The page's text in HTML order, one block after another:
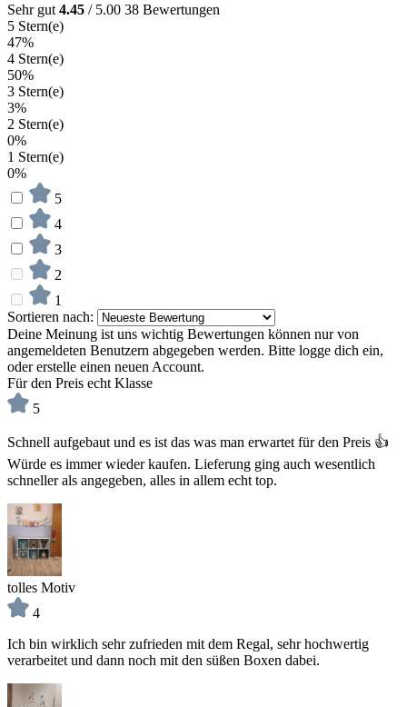
Sehr gut 4.45 / 5.00 38 Bewertungen
5 Stern(e)
47%
4 Stern(e)
50%
3 Stern(e)
3%
2 Stern(e)
0%
1 Stern(e)
0%
5
4
3
2
1
Sortieren nach:
Deine Meinung ist uns wichtig Bewertungen können nur von
angemeldeten Benutzern abgegeben werden. Bitte logge dich ein,
oder erstelle einen neuen Account.
Für den Preis echt Klasse
5
Schnell aufgebaut und es ist das was man erwartet für den Preis 👍
Würde es immer wieder kaufen. Lieferung ging auch wesentlich
schneller als angegeben, alles in allem echt top.
tolles Motiv
4
Ich bin wirklich sehr zufrieden mit dem Regal, sehr hochwertig
verarbeitet und dann noch mit den süßen Boxen dabei.